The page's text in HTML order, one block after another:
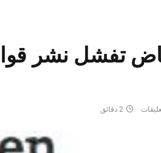
تفشل نشر
2 دقائق